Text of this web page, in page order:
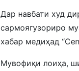
Дар навбати худ
сармоягузориро
хабар медиҳад
Мувофиқи лоиҳа,